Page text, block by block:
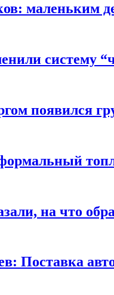
маленьким
систему
появился
на что
Поставка